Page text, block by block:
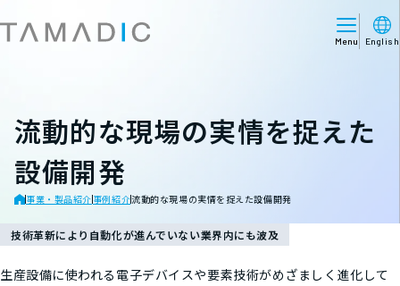
Menu English
流動的な現場の実情を捉えた
設備開発
事業・製品紹介事例紹介流動的な現場の実情を捉えた設備開発
技術革新により自動化が進んでいない業界内にも波及
生産設備に使われる電子デバイスや要素技術がめざましく進化して